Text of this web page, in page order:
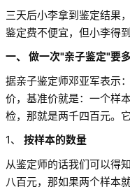
三天后小李拿到鉴定结果
鉴定费不便宜，但小李得
一、 做一次"亲子鉴定"要
据亲子鉴定师邓亚军表示
价，基准价就是：一个样
检，那就是两千四百元。
1、 按样本的数量
从鉴定师的话我们可以得
八百元，那如果两个样本